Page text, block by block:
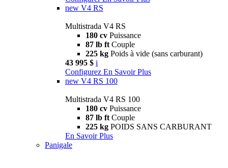
new V4 RS
Multistrada V4 RS
180 cv Puissance
87 lb ft Couple
225 kg Poids à vide (sans carburant)
43 995 $ i
Configurez En Savoir Plus
new V4 RS 100
Multistrada V4 RS 100
180 cv Puissance
87 lb ft Couple
225 kg POIDS SANS CARBURANT
En Savoir Plus
Panigale